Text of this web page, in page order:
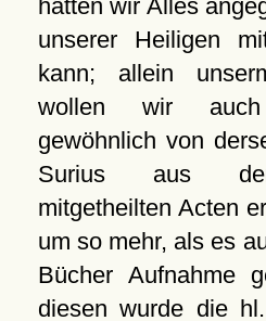
hätten wir Alles
unserer Heiligen
kann; allein
wollen wir
gewöhnlich von
Surius aus
mitgetheilten Acten
um so mehr, als es
Bücher Aufnahme
diesen wurde die